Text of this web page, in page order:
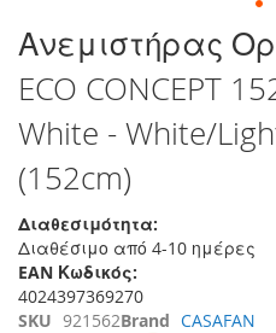
Μετάβαση
στην
αρχή
της
συλλογής
εικόνων
Ανεμιστήρας
ECO CONCEPT
White - White/
(152cm)
Διαθεσιμότητα:
Διαθέσιμο από 4-10 ημέρες
EAN Κωδικός:
4024397369270
SKU 921562Brand CASAFAN